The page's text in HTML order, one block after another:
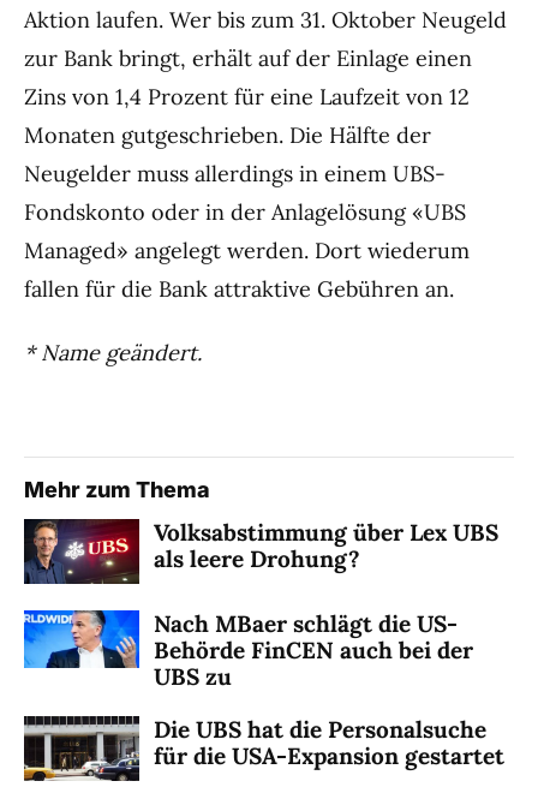
Aktion laufen. Wer bis zum 31. Oktober Neugeld
zur Bank bringt, erhält auf der Einlage einen
Zins von 1,4 Prozent für eine Laufzeit von 12
Monaten gutgeschrieben. Die Hälfte der
Neugelder muss allerdings in einem UBS-
Fondskonto oder in der Anlagelösung «UBS
Managed» angelegt werden. Dort wiederum
fallen für die Bank attraktive Gebühren an.
* Name geändert.
Mehr zum Thema
Volksabstimmung über Lex UBS
als leere Drohung?
Nach MBaer schlägt die US-
Behörde FinCEN auch bei der
UBS zu
Die UBS hat die Personalsuche
für die USA-Expansion gestartet